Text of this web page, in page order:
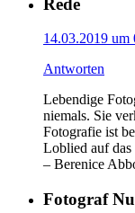
14.03.2019 um
Antworten
Lebendige
niemals. Sie
Fotografie ist
Loblied auf das
– Berenice
Fotograf